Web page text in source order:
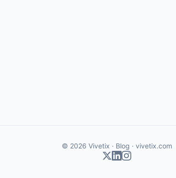
© 2026 Vivetix · Blog · vivetix.com